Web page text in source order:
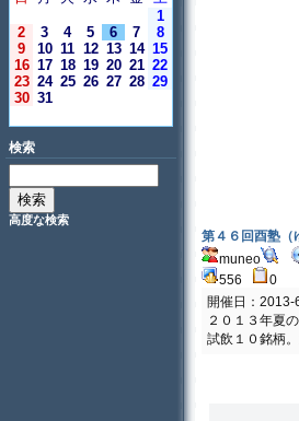
1
2
3 4 5 6 7
8
9
10 11 12 13 14 15
16 17 18 19 20 21 22
23 24 25 26 27 28 29
30 31
検索
高度な検索
第４６回酉塾（
muneo
556
0
開催日：2013-
２０１３年夏
試飲１０銘柄